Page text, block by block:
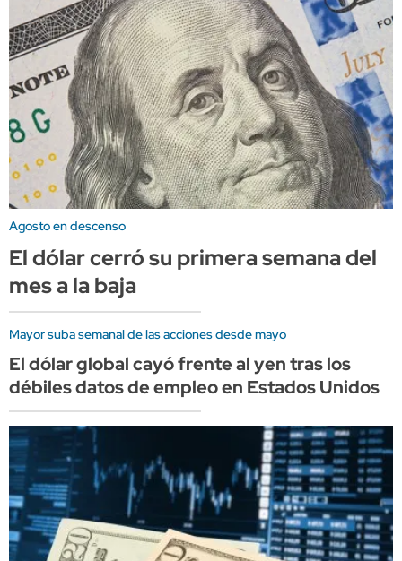
Agosto en descenso
El dólar cerró su primera semana del
mes a la baja
Mayor suba semanal de las acciones desde mayo
El dólar global cayó frente al yen tras los
débiles datos de empleo en Estados Unidos